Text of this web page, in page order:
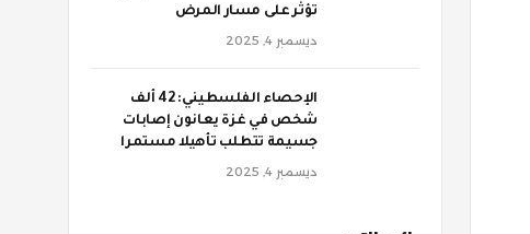
تؤثر على مسار المرض
ديسمبر 4, 2025
الإحصاء الفلسطيني: 42 ألف
شخص في غزة يعانون إصابات
جسيمة تتطلب تأهيلا مستمرا
ديسمبر 4, 2025